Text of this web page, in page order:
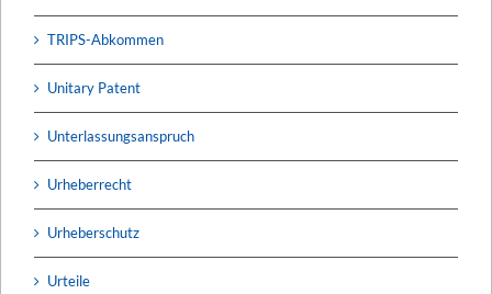
TRIPS-Abkommen
Unitary Patent
Unterlassungsanspruch
Urheberrecht
Urheberschutz
Urteile